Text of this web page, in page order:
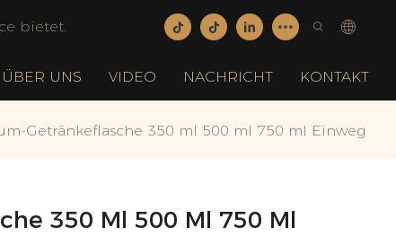
bietet.
ÜBER UNS VIDEO NACHRICHT KONTAKT
Getränkeflasche 350 ml 500 ml 750 ml Einweg
350 Ml 500 Ml 750 Ml